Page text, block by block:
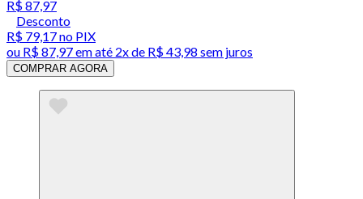
R$ 87,97
Desconto
R$ 79,17no PIX
ou R$ 87,97em até 2x de R$ 43,98 sem juros
COMPRAR AGORA